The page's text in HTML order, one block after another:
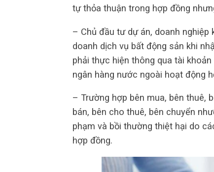
tự thỏa thuận trong hợp đồng
– Chủ đầu tư dự án, doanh
doanh dịch vụ bất động sản khi
phải thực hiện thông qua tài
ngân hàng nước ngoài hoạt động
– Trường hợp bên mua, bên thuê,
bán, bên cho thuê, bên chuyển
phạm và bồi thường thiệt hại do
hợp đồng.